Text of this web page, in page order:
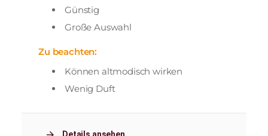
Günstig
Große Auswahl
Zu beachten:
Können altmodisch wirken
Wenig Duft